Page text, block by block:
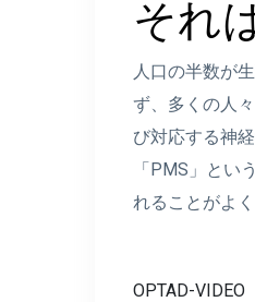
それ
人口の半数が
ず、多くの人
び対応する神
「PMS」とい
れることがよ
OPTAD-VIDEO